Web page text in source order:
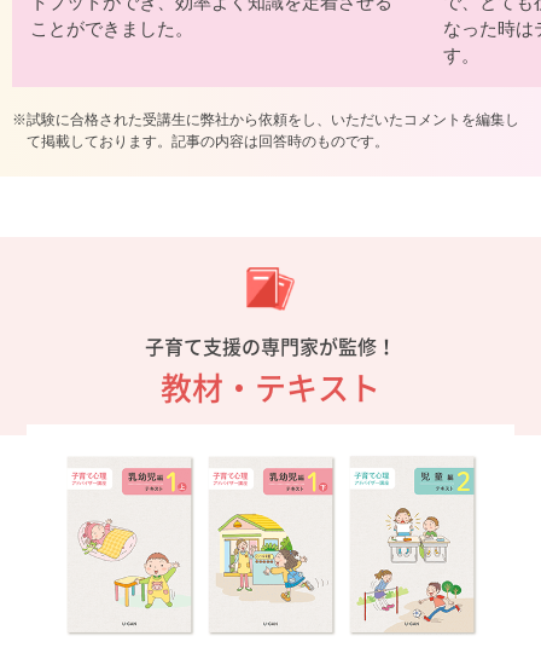
ことができました。
なった時は
す。
試験に合格された受講生に弊社から依頼をし、いただいたコメントを編集し
て掲載しております。記事の内容は回答時のものです。
子育て支援の専門家が監修！
教材・テキスト